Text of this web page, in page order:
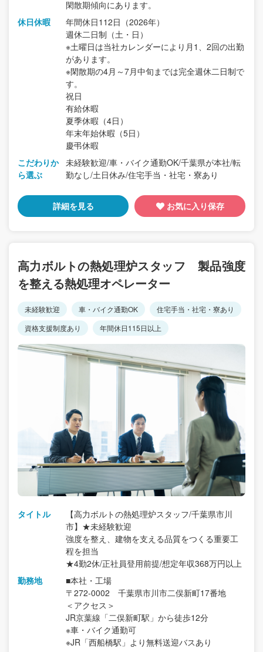
閑散期傾向にあります。
休日休暇
年間休日112日（2026年）
週休二日制（土・日）
※土曜日は当社カレンダーにより月1、2回の出勤
があります。
※閑散期の4月～7月中旬までは完全週休二日制で
す。
祝日
有給休暇
夏季休暇（4日）
年末年始休暇（5日）
慶弔休暇
こだわりか
ら選ぶ
未経験歓迎/車・バイク通勤OK/千葉県が本社/転
勤なし/土日休み/住宅手当・社宅・寮あり
詳細を見る お気に入り保存
高力ボルトの熱処理炉スタッフ 製品強度
を整える熱処理オペレーター
未経験歓迎 車・バイク通勤OK
住宅手当・社宅・寮あり
資格支援制度あり
年間休日115日以上
タイトル
【高力ボルトの熱処理炉スタッフ/千葉県市川
市】★未経験歓迎
強度を整え、建物を支える品質をつくる重要工
程を担当
★4勤2休/正社員登用前提/想定年収368万円以上
勤務地
■本社・工場
〒272-0002 千葉県市川市二俣新町17番地
＜アクセス＞
JR京葉線「二俣新町駅」から徒歩12分
※車・バイク通勤可
※JR「西船橋駅」より無料送迎バスあり